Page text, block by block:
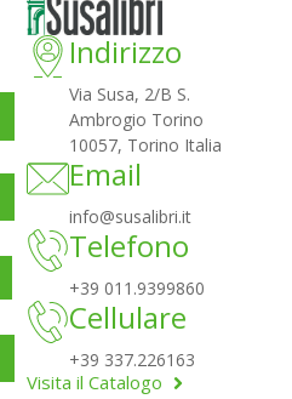
Indirizzo
Via Susa, 2/B S.
Ambrogio Torino
10057, Torino Italia
Email
info@susalibri.it
Telefono
+39 011.9399860
Cellulare
+39 337.226163
Visita il Catalogo